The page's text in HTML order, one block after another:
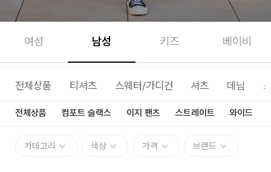
여성 남성 키즈 베이비
전체상품 티셔츠 스웨터/가디건 셔츠 데님
전체상품 컴포트 슬랙스 이지 팬츠 스트레이트 와이드
카테고리 색상 가격 브랜드